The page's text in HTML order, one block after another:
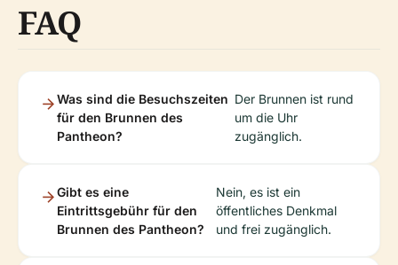
FAQ
Was sind die Besuchszeiten
für den Brunnen des
Pantheon?
Der Brunnen ist rund
um die Uhr
zugänglich.
Gibt es eine
Eintrittsgebühr für den
Brunnen des Pantheon?
Nein, es ist ein
öffentliches Denkmal
und frei zugänglich.